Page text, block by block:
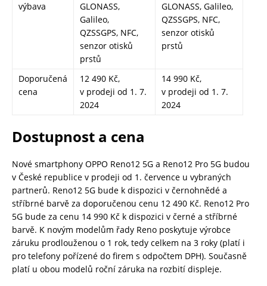
výbava
GLONASS,
Galileo,
QZSSGPS, NFC,
senzor otisků
prstů
GLONASS, Galileo,
QZSSGPS, NFC,
senzor otisků
prstů
Doporučená
cena
12 490 Kč,
v prodeji od 1. 7.
2024
14 990 Kč,
v prodeji od 1. 7.
2024
Dostupnost a cena
Nové smartphony OPPO Reno12 5G a Reno12 Pro 5G budou
v České republice v prodeji od 1. července u vybraných
partnerů. Reno12 5G bude k dispozici v černohnědé a
stříbrné barvě za doporučenou cenu 12 490 Kč. Reno12 Pro
5G bude za cenu 14 990 Kč k dispozici v černé a stříbrné
barvě. K novým modelům řady Reno poskytuje výrobce
záruku prodlouženou o 1 rok, tedy celkem na 3 roky (platí i
pro telefony pořízené do firem s odpočtem DPH). Současně
platí u obou modelů roční záruka na rozbití displeje.